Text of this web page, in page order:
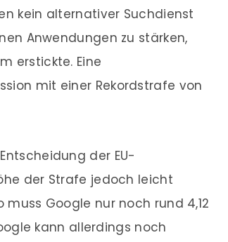
kein alternativer Suchdienst
Anwendungen zu stärken,
erstickte. Eine
mit einer Rekordstrafe von
der EU-
der Strafe jedoch leicht
Google nur noch rund 4,12
kann allerdings noch